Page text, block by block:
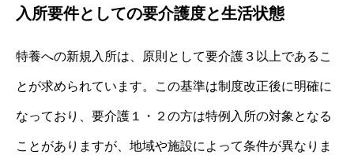
入所要件としての要介護度と生活状態
特養への新規入所は、原則として要介護３以上であるこ
とが求められています。この基準は制度改正後に明確に
なっており、要介護１・２の方は特例入所の対象となる
ことがありますが、地域や施設によって条件が異なりま